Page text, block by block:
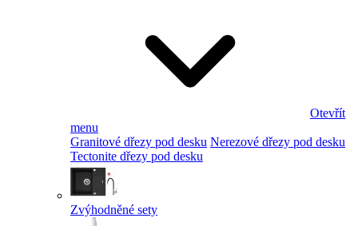
Otevřít
menu
Granitové dřezy pod desku Nerezové dřezy pod desku
Tectonite dřezy pod desku
Zvýhodněné sety